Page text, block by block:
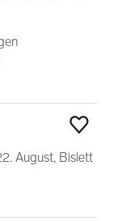
August, Bislett